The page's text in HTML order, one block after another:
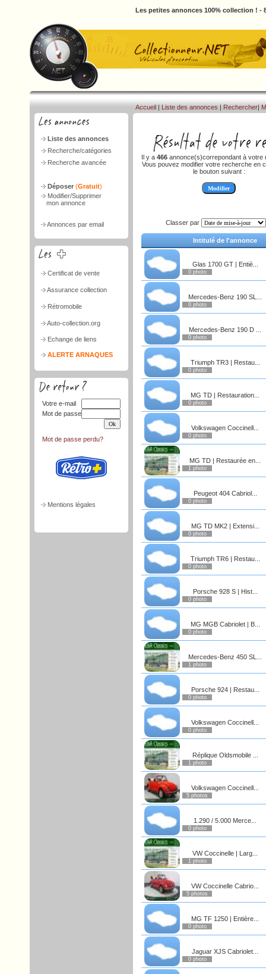
Les petites annonces 100% collection ! -
Liste des annonces
Recherche/catégories
Recherche avancée
Déposer (Gratuit)
Modifier/Supprimer
mon annonce
Annonces par email
Certificat de vente
Assurance collection
Rétromobile
Auto-collection.org
Echange de liens
ALERTE ARNAQUES
Votre e-mail
Mot de passe
Mot de passe perdu?
Mentions légales
Accueil | Liste des annonces | Rechercher|
Il y a 466 annonce(s)correpondant à votre
Vous pouvez modifier votre recherche en
le bouton suivant :
Classer par
Intitulé de l'annonce
Glas 1700 GT | Entiè...
0 photo
Mercedes-Benz 190 SL...
0 photo
Mercedes-Benz 190 D ...
0 photo
Triumph TR3 | Restau...
0 photo
MG TD | Restauration...
0 photo
Volkswagen Coccinell...
0 photo
MG TD | Restaurée en...
1 photo
Peugeot 404 Cabriol...
0 photo
MG TD MK2 | Extensi...
0 photo
Triumph TR6 | Restau...
0 photo
Porsche 928 S | Hist...
0 photo
MG MGB Cabriolet | B...
0 photo
Mercedes-Benz 450 SL...
1 photo
Porsche 924 | Restau...
0 photo
Volkswagen Coccinell...
0 photo
Réplique Oldsmobile ...
1 photo
Volkswagen Coccinell...
5 photos
1.290 / 5.000 Merce...
0 photo
VW Coccinelle | Larg...
1 photo
VW Coccinelle Cabrio...
5 photos
MG TF 1250 | Entière...
0 photo
Jaguar XJS Cabriolet...
0 photo